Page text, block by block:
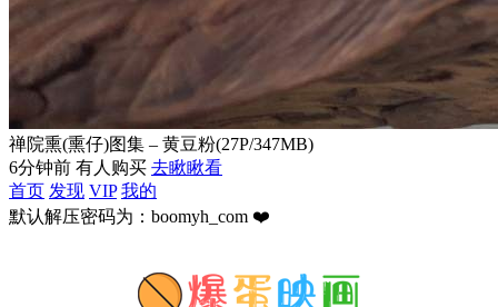
禅院熏(熏仔)图集 – 黄豆粉(27P/347MB)
6分钟前 有人购买 去瞅瞅看
首页 发现 VIP 我的
默认解压密码为：boomyh_com ❤️